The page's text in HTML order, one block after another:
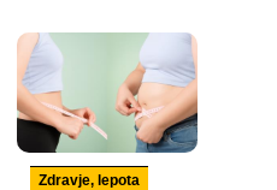
Zdravje, lepota